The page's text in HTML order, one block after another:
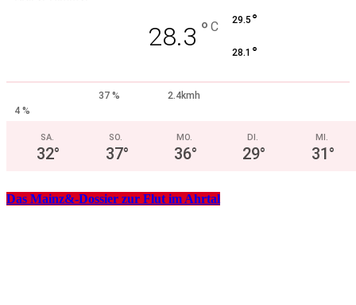
28.3 ° C 29.5 °
28.1 °
37 %
2.4kmh
4 %
SA.
32°
SO.
37°
MO.
36°
DI.
29°
MI.
31°
Das Mainz&-Dossier zur Flut im Ahrtal